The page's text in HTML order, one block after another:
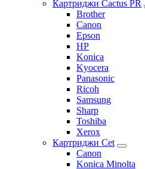
Картриджи Cactus PR
Brother
Canon
Epson
HP
Konica
Kyocera
Panasonic
Ricoh
Samsung
Sharp
Toshiba
Xerox
Картриджи Cet
Canon
Konica Minolta